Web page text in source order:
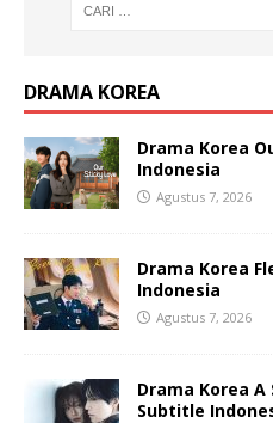
DRAMA KOREA
Drama Korea
Indonesia
Agustus 7, 2026
Drama Korea
Indonesia
Agustus 7, 2026
Drama Korea
Subtitle